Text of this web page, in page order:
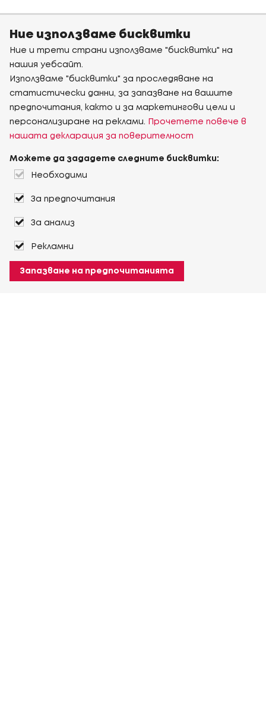
Ние използваме бисквитки
Ние и трети страни използваме "бисквитки" на
нашия уебсайт.
Използваме "бисквитки" за проследяване на
статистически данни, за запазване на вашите
предпочитания, както и за маркетингови цели и
персонализиране на реклами.
Прочетете повече в
нашата декларация за поверителност
Можете да зададете следните бисквитки:
Необходими
За предпочитания
За анализ
Рекламни
Запазване на предпочитанията